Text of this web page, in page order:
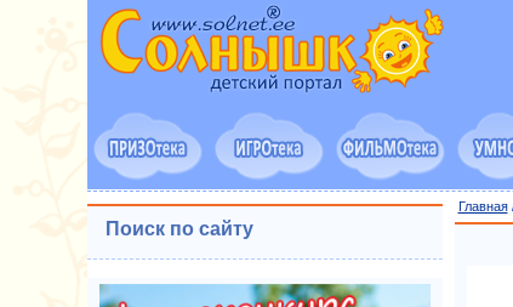
Главная
Поиск по сайту